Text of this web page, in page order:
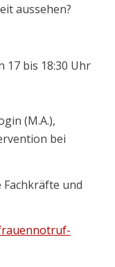
aussehen?
17 bis 18:30 Uhr
(M.A.),
bei
Fachkräfte und